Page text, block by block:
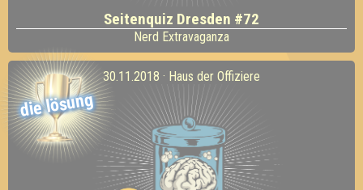
Seitenquiz Dresden #72
Nerd Extravaganza
die lösung
30.11.2018 · Haus der Offiziere